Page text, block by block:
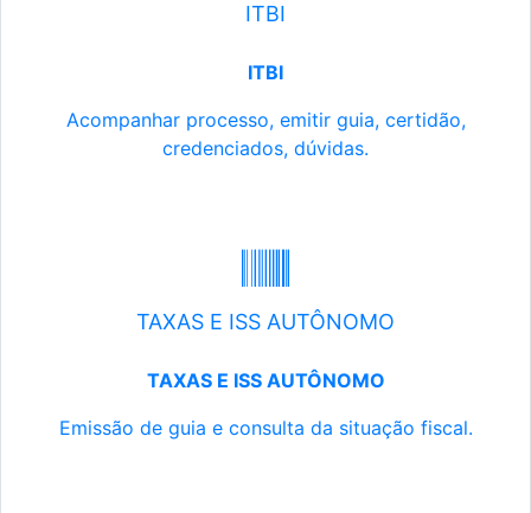
ITBI
ITBI
Acompanhar processo, emitir guia, certidão,
credenciados, dúvidas.
TAXAS E ISS AUTÔNOMO
TAXAS E ISS AUTÔNOMO
Emissão de guia e consulta da situação fiscal.